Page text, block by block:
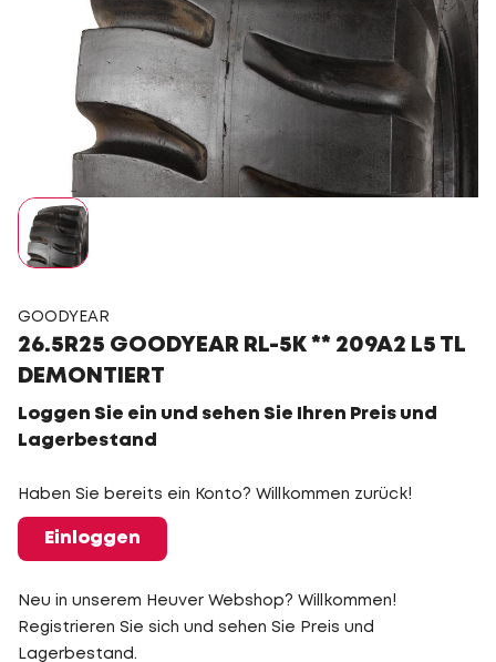
GOODYEAR
26.5R25 GOODYEAR RL-5K ** 209A2 L5 TL
DEMONTIERT
Loggen Sie ein und sehen Sie Ihren Preis und
Lagerbestand
Haben Sie bereits ein Konto? Willkommen zurück!
Einloggen
Neu in unserem Heuver Webshop? Willkommen!
Registrieren Sie sich und sehen Sie Preis und
Lagerbestand.